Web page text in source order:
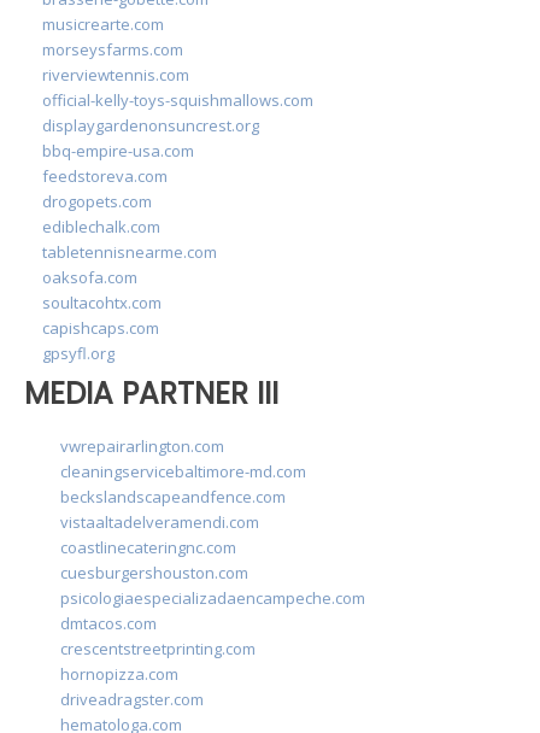
musicrearte.com
morseysfarms.com
riverviewtennis.com
official-kelly-toys-squishmallows.com
displaygardenonsuncrest.org
bbq-empire-usa.com
feedstoreva.com
drogopets.com
ediblechalk.com
tabletennisnearme.com
oaksofa.com
soultacohtx.com
capishcaps.com
gpsyfl.org
MEDIA PARTNER III
vwrepairarlington.com
cleaningservicebaltimore-md.com
beckslandscapeandfence.com
vistaaltadelveramendi.com
coastlinecateringnc.com
cuesburgershouston.com
psicologiaespecializadaencampeche.com
dmtacos.com
crescentstreetprinting.com
hornopizza.com
driveadragster.com
hematologa.com